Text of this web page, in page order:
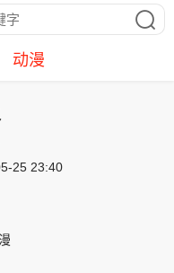
动漫
25 23:40